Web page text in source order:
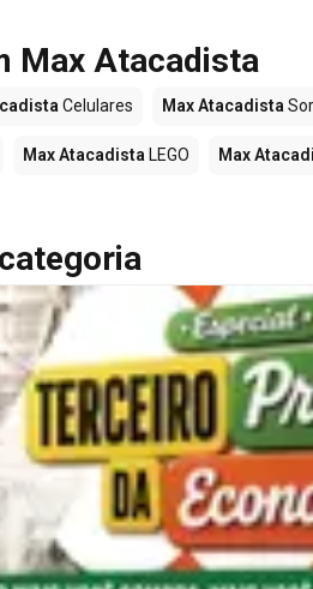
Max Atacadista
Celulares Max Atacadista
Max Atacadista LEGO Max